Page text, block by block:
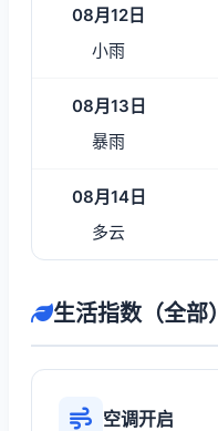
08月12日
小雨
08月13日
暴雨
08月14日
多云
生活指数（全部）
空调开启